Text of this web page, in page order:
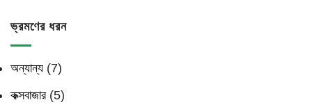
ভ্রমণের ধরন
অন্যান্য (7)
কক্সবাজার(5)